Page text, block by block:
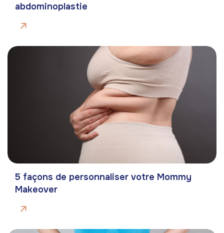
abdominoplastie
5 façons de personnaliser votre Mommy
Makeover